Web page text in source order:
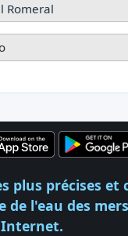
Romeral
plus précises et
l'eau des